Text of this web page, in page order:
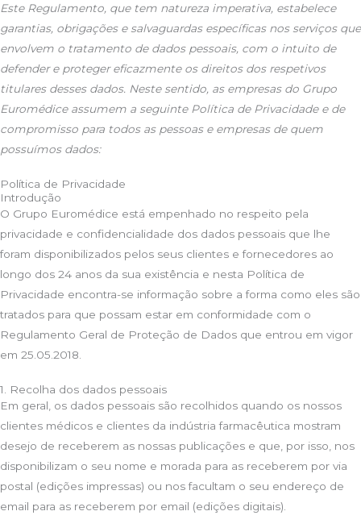
Este Regulamento, que tem natureza imperativa, estabelece
garantias, obrigações e salvaguardas específicas nos serviços que
envolvem o tratamento de dados pessoais, com o intuito de
defender e proteger eficazmente os direitos dos respetivos
titulares desses dados. Neste sentido, as empresas do Grupo
Euromédice assumem a seguinte Política de Privacidade e de
compromisso para todos as pessoas e empresas de quem
possuímos dados:
Política de Privacidade
Introdução
O Grupo Euromédice está empenhado no respeito pela
privacidade e confidencialidade dos dados pessoais que lhe
foram disponibilizados pelos seus clientes e fornecedores ao
longo dos 24 anos da sua existência e nesta Política de
Privacidade encontra-se informação sobre a forma como eles são
tratados para que possam estar em conformidade com o
Regulamento Geral de Proteção de Dados que entrou em vigor
em 25.05.2018.
1. Recolha dos dados pessoais
Em geral, os dados pessoais são recolhidos quando os nossos
clientes médicos e clientes da indústria farmacêutica mostram
desejo de receberem as nossas publicações e que, por isso, nos
disponibilizam o seu nome e morada para as receberem por via
postal (edições impressas) ou nos facultam o seu endereço de
email para as receberem por email (edições digitais).